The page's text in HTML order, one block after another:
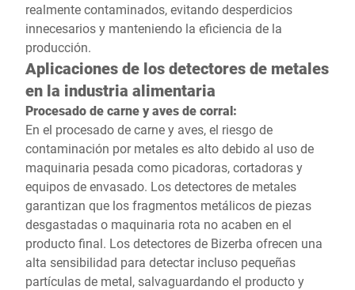
realmente contaminados, evitando desperdicios
innecesarios y manteniendo la eficiencia de la
producción.
Aplicaciones de los detectores de metales
en la industria alimentaria
Procesado de carne y aves de corral:
En el procesado de carne y aves, el riesgo de
contaminación por metales es alto debido al uso de
maquinaria pesada como picadoras, cortadoras y
equipos de envasado. Los detectores de metales
garantizan que los fragmentos metálicos de piezas
desgastadas o maquinaria rota no acaben en el
producto final. Los detectores de Bizerba ofrecen una
alta sensibilidad para detectar incluso pequeñas
partículas de metal, salvaguardando el producto y